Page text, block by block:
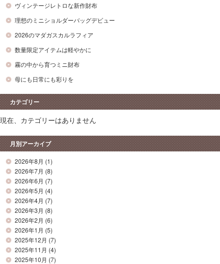
ヴィンテージレトロな新作財布
理想のミニショルダーバッグデビュー
2026のマダガスカルラフィア
数量限定アイテムは軽やかに
霧の中から育つミニ財布
母にも日常にも彩りを
カテゴリー
現在、カテゴリーはありません
月別アーカイブ
2026年8月 (1)
2026年7月 (8)
2026年6月 (7)
2026年5月 (4)
2026年4月 (7)
2026年3月 (8)
2026年2月 (6)
2026年1月 (5)
2025年12月 (7)
2025年11月 (4)
2025年10月 (7)